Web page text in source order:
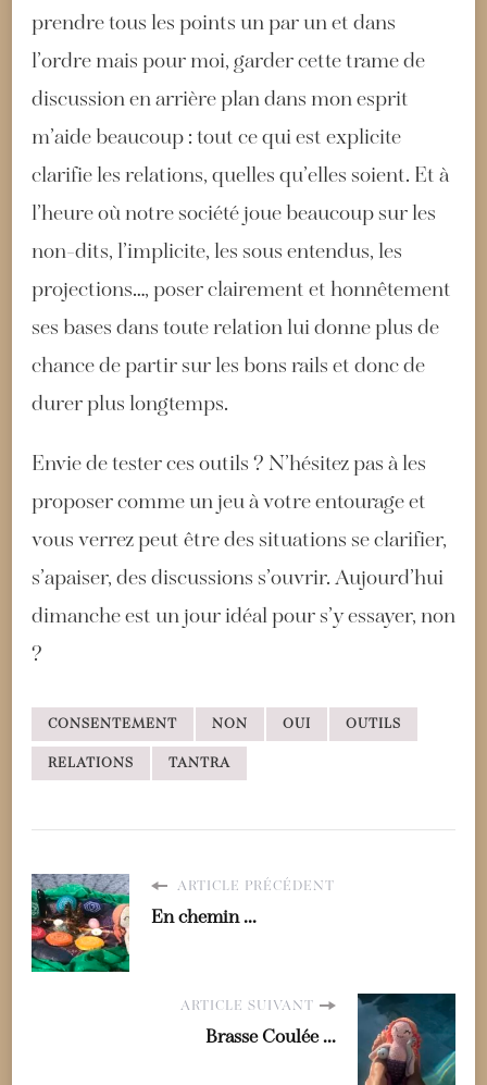
prendre tous les points un par un et dans
l’ordre mais pour moi, garder cette trame de
discussion en arrière plan dans mon esprit
m’aide beaucoup : tout ce qui est explicite
clarifie les relations, quelles qu’elles soient. Et à
l’heure où notre société joue beaucoup sur les
non-dits, l’implicite, les sous entendus, les
projections…, poser clairement et honnêtement
ses bases dans toute relation lui donne plus de
chance de partir sur les bons rails et donc de
durer plus longtemps.
Envie de tester ces outils ? N’hésitez pas à les
proposer comme un jeu à votre entourage et
vous verrez peut être des situations se clarifier,
s’apaiser, des discussions s’ouvrir. Aujourd’hui
dimanche est un jour idéal pour s’y essayer, non
?
CONSENTEMENT NON OUI OUTILS
RELATIONS TANTRA
ARTICLE PRÉCÉDENT
En chemin ...
ARTICLE SUIVANT
Brasse Coulée ...